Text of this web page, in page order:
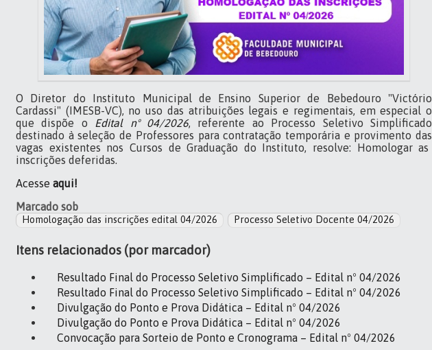
O Diretor do Instituto Municipal de Ensino Superior de Bebedouro "Victório
Cardassi" (IMESB-VC), no uso das atribuições legais e regimentais, em especial o
que dispõe o Edital nº 04/2026, referente ao Processo Seletivo Simplificado
destinado à seleção de Professores para contratação temporária e provimento das
vagas existentes nos Cursos de Graduação do Instituto, resolve: Homologar as
inscrições deferidas.
Acesse aqui!
Marcado sob
Homologação das inscrições edital 04/2026 Processo Seletivo Docente 04/2026
Itens relacionados (por marcador)
Resultado Final do Processo Seletivo Simplificado – Edital nº 04/2026
Resultado Final do Processo Seletivo Simplificado – Edital nº 04/2026
Divulgação do Ponto e Prova Didática – Edital nº 04/2026
Divulgação do Ponto e Prova Didática – Edital nº 04/2026
Convocação para Sorteio de Ponto e Cronograma – Edital nº 04/2026